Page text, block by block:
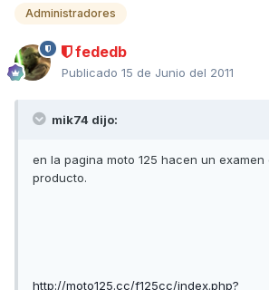
Administradores
fededb
Publicado 15 de Junio del 2011
mik74 dijo:
en la pagina moto 125 hacen un examen
producto.
http://moto125.cc/f125cc/index.php?